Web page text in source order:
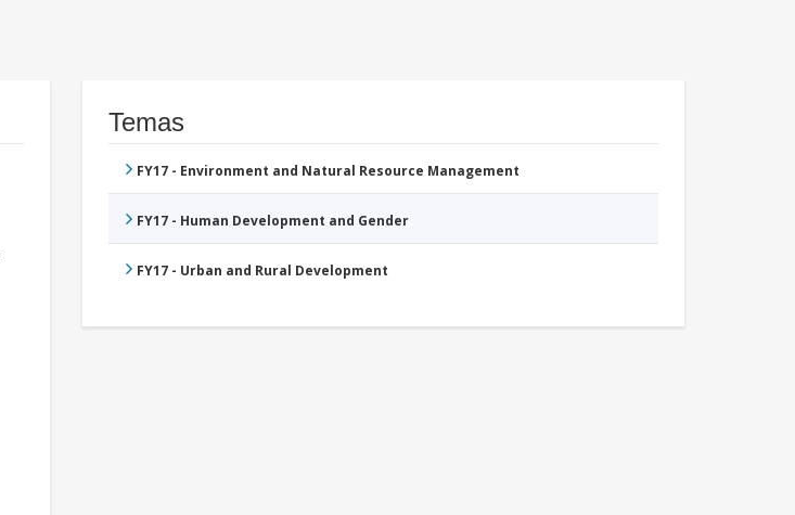
Temas
FY17 - Environment and Natural Resource Management
FY17 - Human Development and Gender
FY17 - Urban and Rural Development